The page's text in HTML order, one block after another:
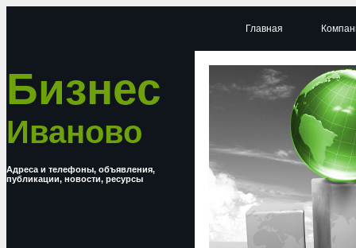
Бизнес
Иваново
Адреса и телефоны, объявления,
публикации, новости, ресурсы
Главная